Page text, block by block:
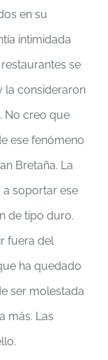
en su
intimidada
se
la consideraron
No creo que
ese fenómeno
Bretaña. La
a soportar ese
de tipo duro.
fuera del
ha quedado
ser molestada
más. Las